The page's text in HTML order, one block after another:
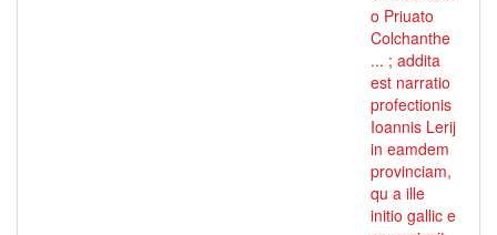
o Priuato
Colchanthe
... ; addita
est narratio
profectionis
Ioannis Lerij
in eamdem
provinciam,
qu a ille
initio gallic e